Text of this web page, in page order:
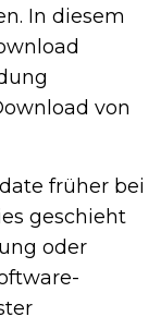
In diesem
von
früher bei
geschieht
oder